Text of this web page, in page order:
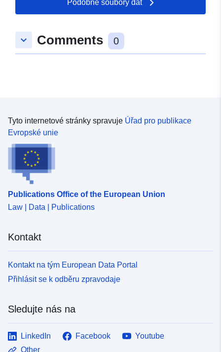
uriRef:
http://data.europa.eu/88u/dataset/
Podobné soubory dat
keyboard_arrow_down Comments 0
Tyto internetové stránky spravuje Úřad pro publikace
Evropské unie
Publications Office of the European Union
Law | Data | Publications
Kontakt
Kontakt na tým European Data Portal
Přihlásit se k odběru zpravodaje
Sledujte nás na
LinkedIn Facebook
Youtube
Other